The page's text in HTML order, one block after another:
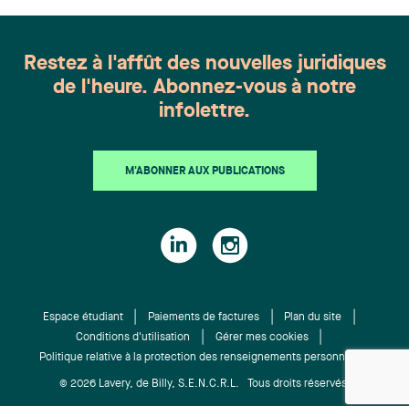
Restez à l'affût des nouvelles juridiques
de l'heure. Abonnez-vous à notre
infolettre.
M'ABONNER AUX PUBLICATIONS
Espace étudiant Paiements de factures
Plan du site
Conditions d'utilisation
Gérer mes cookies
Politique relative à la protection des renseignements personnels
© 2026 Lavery, de Billy, S.E.N.C.R.L. Tous droits réservés.